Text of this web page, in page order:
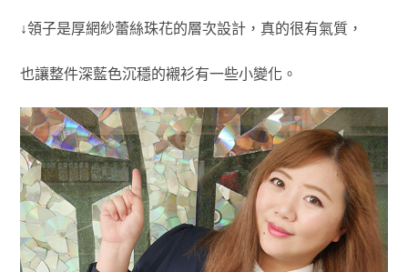
↓領子是厚網紗蕾絲珠花的層次設計，真的很有氣質，
也讓整件深藍色沉穩的襯衫有一些小變化。